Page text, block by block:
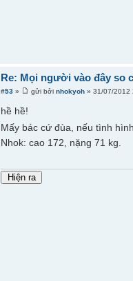
Re: Mọi người vào đây so
#53 » gửi bởinhokyoh » 31/07/
hề hề!
Mấy bác cứ đùa, nếu tình
Nhok: cao 172, nặng 71 kg.